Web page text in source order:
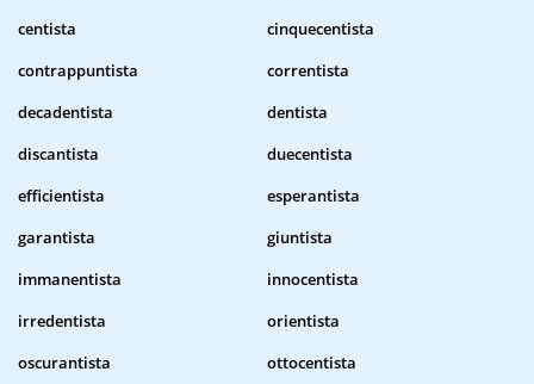
centista
cinquecentista
contrappuntista
correntista
decadentista
dentista
discantista
duecentista
efficientista
esperantista
garantista
giuntista
immanentista
innocentista
irredentista
orientista
oscurantista
ottocentista